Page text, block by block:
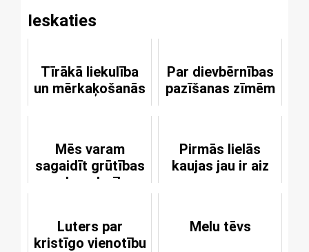
Ieskaties
Tīrākā liekulība
un mērkaķošanās
Par dievbērnības
pazīšanas zīmēm
Mēs varam
sagaidīt grūtības
un ļaundarību
Pirmās lielās
kaujas jau ir aiz
Luters par
kristīgo vienotību
Melu tēvs